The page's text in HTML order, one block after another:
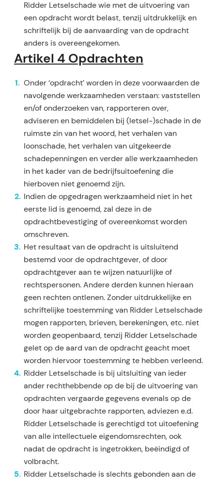
Ridder Letselschade wie met de uitvoering van
een opdracht wordt belast, tenzij uitdrukkelijk en
schriftelijk bij de aanvaarding van de opdracht
anders is overeengekomen.
Artikel 4 Opdrachten
Onder ‘opdracht’ worden in deze voorwaarden de
navolgende werkzaamheden verstaan: vaststellen
en/of onderzoeken van, rapporteren over,
adviseren en bemiddelen bij (letsel-)schade in de
ruimste zin van het woord, het verhalen van
loonschade, het verhalen van uitgekeerde
schadepenningen en verder alle werkzaamheden
in het kader van de bedrijfsuitoefening die
hierboven niet genoemd zijn.
Indien de opgedragen werkzaamheid niet in het
eerste lid is genoemd, zal deze in de
opdrachtbevesti­ging of overeenkomst worden
omschreven.
Het resultaat van de opdracht is uitsluitend
bestemd voor de opdrachtgever, of door
opdrachtgever aan te wijzen natuurlijke of
rechtspersonen. Andere derden kunnen hieraan
geen rechten ontlenen. Zonder uitdrukkelijke en
schriftelijke toestemming van Ridder Letselschade
mogen rapporten, brieven, berekeningen, etc. niet
worden geopenbaard, tenzij Ridder Letselschade
gelet op de aard van de op­dracht geacht moet
worden hiervoor toestemming te hebben verleend.
Ridder Letselschade is bij uitsluiting van ieder
ander rechthebbende op de bij de uitvoering van
op­drachten vergaarde gegevens evenals op de
door haar uitgebrachte rapporten, adviezen e.d.
Ridder Letselschade is gerechtigd tot uitoefening
van alle intellectuele eigendomsrechten, ook
nadat de op­dracht is ingetrokken, beëindigd of
volbracht.
Ridder Letselschade is slechts gebonden aan de